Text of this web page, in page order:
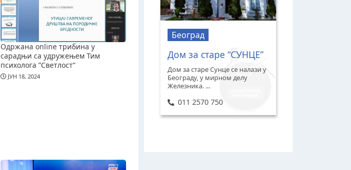
Одржана online трибина у
сарадњи са удружењем Тим
психолога ”Светлост”
ЈУН 18, 2024
Београд
Дом за старе “СУНЦЕ”
Дом за старе Сунце се налази у
Београду, у мирном делу
Железника. ...
011 2570 750